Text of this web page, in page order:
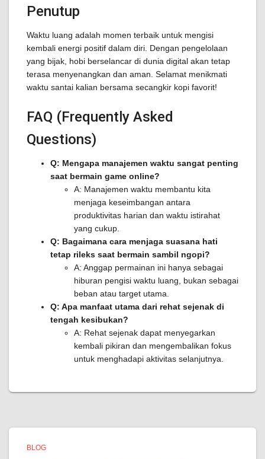
Penutup
Waktu luang adalah momen terbaik untuk mengisi
kembali energi positif dalam diri. Dengan pengelolaan
yang bijak, hobi berselancar di dunia digital akan tetap
terasa menyenangkan dan aman. Selamat menikmati
waktu santai kalian bersama secangkir kopi favorit!
FAQ (Frequently Asked
Questions)
Q: Mengapa manajemen waktu sangat penting
saat bermain game online?
A: Manajemen waktu membantu kita
menjaga keseimbangan antara
produktivitas harian dan waktu istirahat
yang cukup.
Q: Bagaimana cara menjaga suasana hati
tetap rileks saat bermain sambil ngopi?
A: Anggap permainan ini hanya sebagai
hiburan pengisi waktu luang, bukan sebagai
beban atau target utama.
Q: Apa manfaat utama dari rehat sejenak di
tengah kesibukan?
A: Rehat sejenak dapat menyegarkan
kembali pikiran dan mengembalikan fokus
untuk menghadapi aktivitas selanjutnya.
BLOG